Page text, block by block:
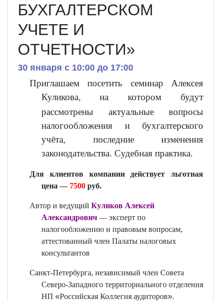
БУХГАЛТЕРСКОМ
УЧЕТЕ И
ОТЧЕТНОСТИ»
30 января c 10:00 до 17:00
Приглашаем посетить семинар Алексея
Куликова, на котором будут
рассмотрены актуальные вопросы
налогообложения и бухгалтерского
учёта, последние изменения
законодательства. Судебная практика.
Для клиентов компании действует льготная
цена — 7500 руб.
Автор и ведущий Куликов Алексей
Александрович — эксперт по
налогообложению и правовым вопросам,
аттестованный член Палаты налоговых
консультантов
Санкт-Петербурга, независимый член Совета
Северо-Западного территориального отделения
НП «Российская Коллегия аудиторов».